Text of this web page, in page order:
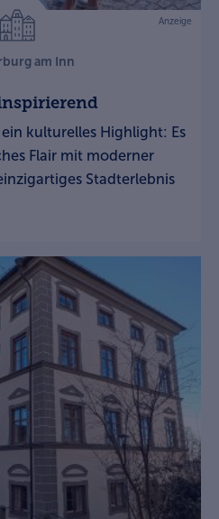
Anzeige
am Inn
kulturelles Highlight: Es
Flair mit moderner
Stadterlebnis